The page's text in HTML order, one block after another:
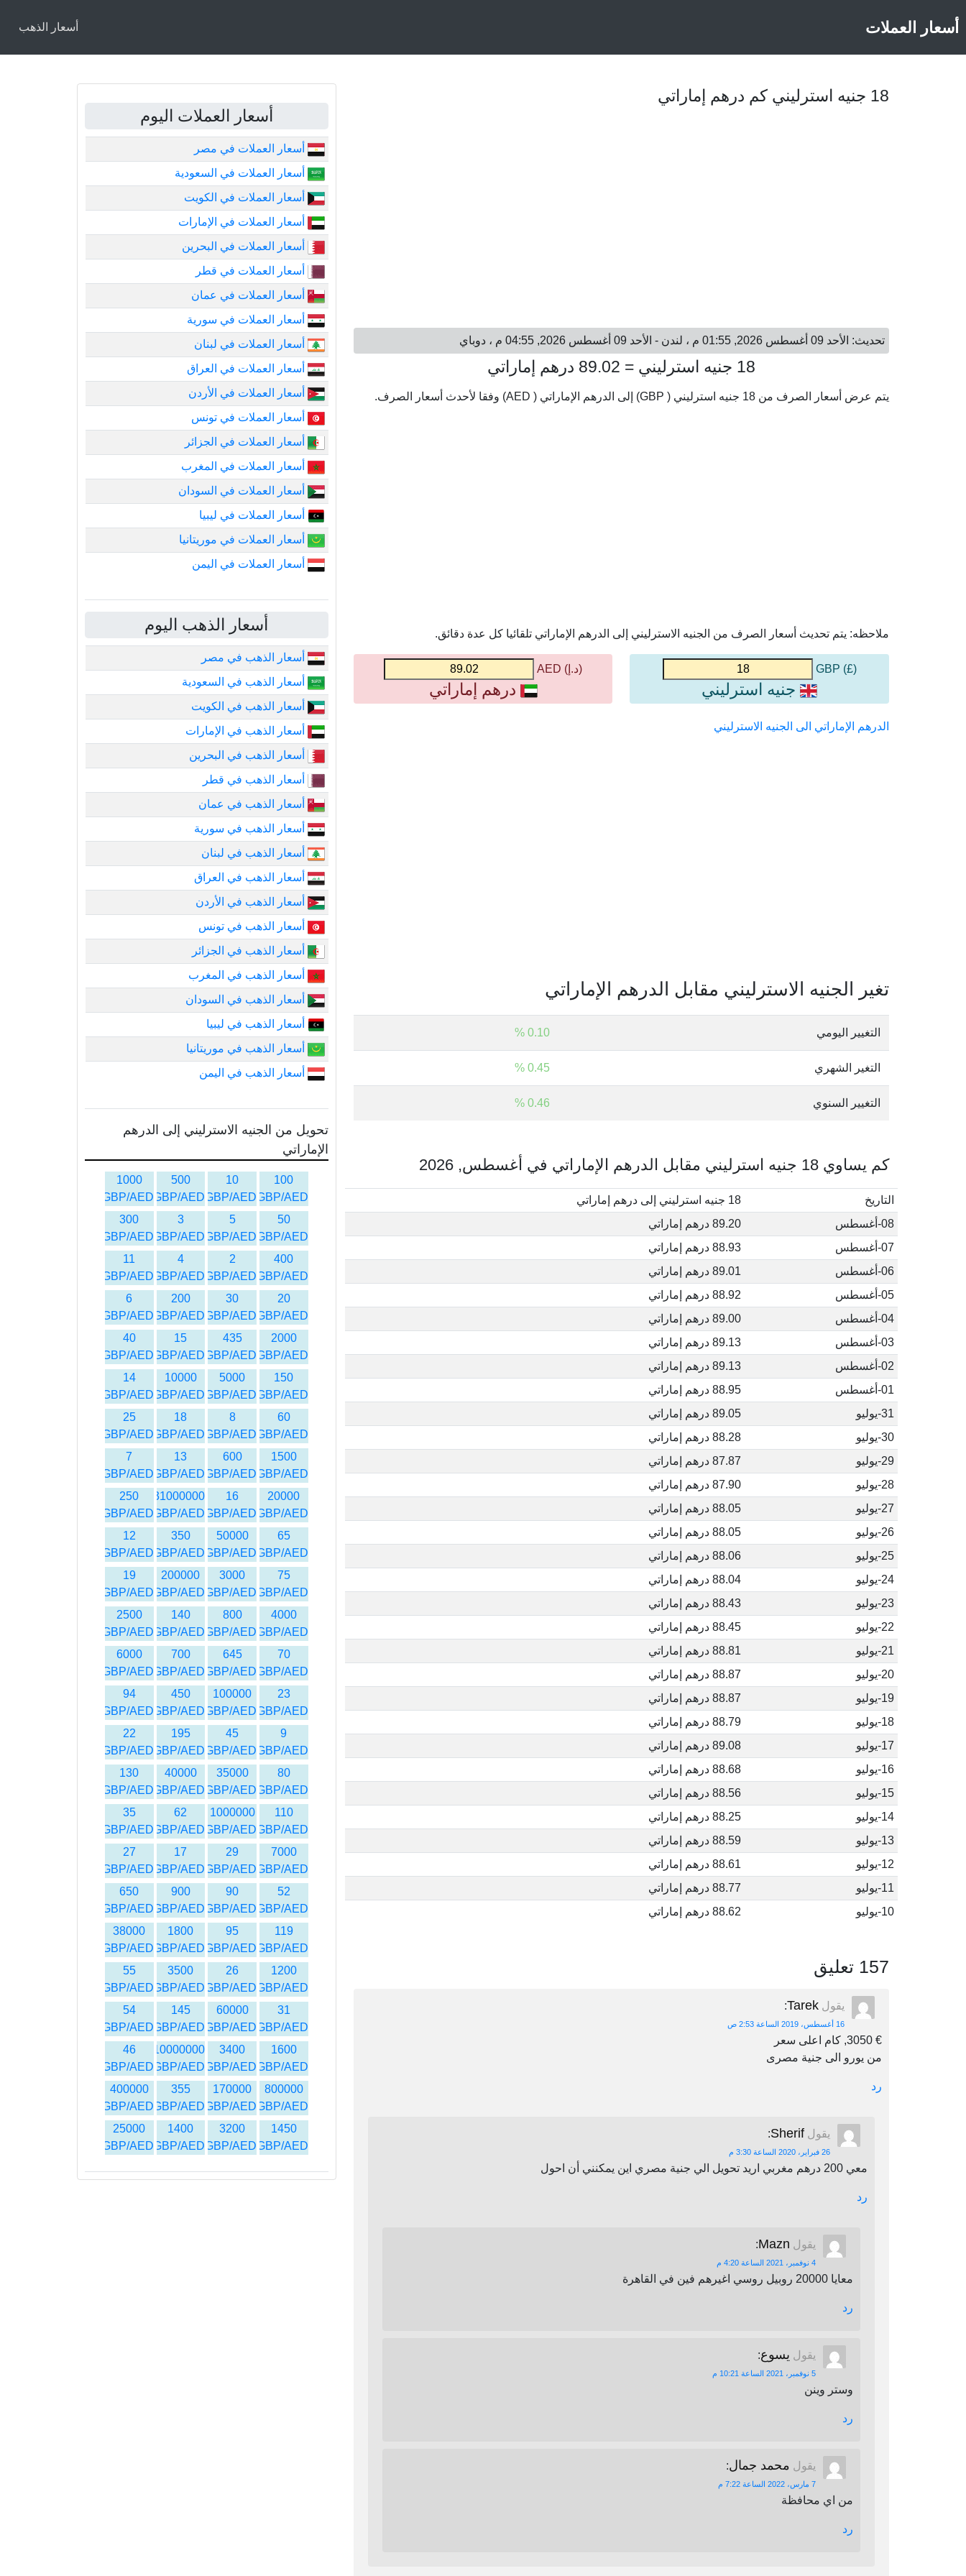
أسعار العملات أسعار الذهب
18 جنيه استرليني كم درهم إماراتي
تحديث: الأحد 09 أغسطس 2026, 01:55 م ، لندن - الأحد 09 أغسطس 2026, 04:55 م ، دوباي
18 جنيه استرليني = 89.02 درهم إماراتي
يتم عرض أسعار الصرف من 18 جنيه استرليني ( GBP) إلى الدرهم الإماراتي ( AED) وفقا لأحدث أسعار الصرف.
ملاحظه: يتم تحديث أسعار الصرف من الجنيه الاسترليني إلى الدرهم الإماراتي تلقائيا كل عدة دقائق.
(£) GBP
جنيه استرليني
(د.إ) AED
درهم إماراتي
الدرهم الإماراتي الى الجنيه الاسترليني
تغير الجنيه الاسترليني مقابل الدرهم الإماراتي
التغيير اليومي 0.10 %
التغير الشهري 0.45 %
التغيير السنوي 0.46 %
كم يساوي 18 جنيه استرليني مقابل الدرهم الإماراتي في أغسطس, 2026
التاريخ
18 جنيه استرليني إلى درهم إماراتي
08-أغسطس
89.20 درهم إماراتي
07-أغسطس
88.93 درهم إماراتي
06-أغسطس
89.01 درهم إماراتي
05-أغسطس
88.92 درهم إماراتي
04-أغسطس
89.00 درهم إماراتي
03-أغسطس
89.13 درهم إماراتي
02-أغسطس
89.13 درهم إماراتي
01-أغسطس
88.95 درهم إماراتي
31-يوليو
89.05 درهم إماراتي
30-يوليو
88.28 درهم إماراتي
29-يوليو
87.87 درهم إماراتي
28-يوليو
87.90 درهم إماراتي
27-يوليو
88.05 درهم إماراتي
26-يوليو
88.05 درهم إماراتي
25-يوليو
88.06 درهم إماراتي
24-يوليو
88.04 درهم إماراتي
23-يوليو
88.43 درهم إماراتي
22-يوليو
88.45 درهم إماراتي
21-يوليو
88.81 درهم إماراتي
20-يوليو
88.87 درهم إماراتي
19-يوليو
88.87 درهم إماراتي
18-يوليو
88.79 درهم إماراتي
17-يوليو
89.08 درهم إماراتي
16-يوليو
88.68 درهم إماراتي
15-يوليو
88.56 درهم إماراتي
14-يوليو
88.25 درهم إماراتي
13-يوليو
88.59 درهم إماراتي
12-يوليو
88.61 درهم إماراتي
11-يوليو
88.77 درهم إماراتي
10-يوليو
88.62 درهم إماراتي
157 تعليق
يقول Tarek
:
16 أغسطس، 2019 الساعة 2:53 ص
€ 3050, كام اعلى سعر
من يورو الى جنية مصرى
رد
يقول Sherif
:
26 فبراير، 2020 الساعة 3:30 م
معي 200 درهم مغربي اريد تحويل الي جنية مصري اين يمكنني أن احول
رد
يقول Mazn
:
4 نوفمبر، 2021 الساعة 4:20 م
معايا 20000 روبيل روسي اغيرهم فين في القاهرة
رد
يقول يسوع:
5 نوفمبر، 2021 الساعة 10:21 م
وستر وينن
رد
يقول محمد جمال:
7 مارس، 2022 الساعة 7:22 م
من اي محافظة
رد
أسعار العملات اليوم
أسعار العملات في مصر
أسعار العملات في السعودية
أسعار العملات في الكويت
أسعار العملات في الإمارات
أسعار العملات في البحرين
أسعار العملات في قطر
أسعار العملات في عمان
أسعار العملات في سورية
أسعار العملات في لبنان
أسعار العملات في العراق
أسعار العملات في الأردن
أسعار العملات في تونس
أسعار العملات في الجزائر
أسعار العملات في المغرب
أسعار العملات في السودان
أسعار العملات في ليبيا
أسعار العملات في موريتانيا
أسعار العملات في اليمن
أسعار الذهب اليوم
أسعار الذهب في مصر
أسعار الذهب في السعودية
أسعار الذهب في الكويت
أسعار الذهب في الإمارات
أسعار الذهب في البحرين
أسعار الذهب في قطر
أسعار الذهب في عمان
أسعار الذهب في سورية
أسعار الذهب في لبنان
أسعار الذهب في العراق
أسعار الذهب في الأردن
أسعار الذهب في تونس
أسعار الذهب في الجزائر
أسعار الذهب في المغرب
أسعار الذهب في السودان
أسعار الذهب في ليبيا
أسعار الذهب في موريتانيا
أسعار الذهب في اليمن
تحويل من الجنيه الاسترليني إلى الدرهم
الإماراتي
100
GBP/AED
10
GBP/AED
500
GBP/AED
1000
GBP/AED
50
GBP/AED
5
GBP/AED
3
GBP/AED
300
GBP/AED
400
GBP/AED
2
GBP/AED
4
GBP/AED
11
GBP/AED
20
GBP/AED
30
GBP/AED
200
GBP/AED
6
GBP/AED
2000
GBP/AED
435
GBP/AED
15
GBP/AED
40
GBP/AED
150
GBP/AED
5000
GBP/AED
10000
GBP/AED
14
GBP/AED
60
GBP/AED
8
GBP/AED
18
GBP/AED
25
GBP/AED
1500
GBP/AED
600
GBP/AED
13
GBP/AED
7
GBP/AED
20000
GBP/AED
16
GBP/AED
31000000
GBP/AED
250
GBP/AED
65
GBP/AED
50000
GBP/AED
350
GBP/AED
12
GBP/AED
75
GBP/AED
3000
GBP/AED
200000
GBP/AED
19
GBP/AED
4000
GBP/AED
800
GBP/AED
140
GBP/AED
2500
GBP/AED
70
GBP/AED
645
GBP/AED
700
GBP/AED
6000
GBP/AED
23
GBP/AED
100000
GBP/AED
450
GBP/AED
94
GBP/AED
9
GBP/AED
45
GBP/AED
195
GBP/AED
22
GBP/AED
80
GBP/AED
35000
GBP/AED
40000
GBP/AED
130
GBP/AED
110
GBP/AED
1000000
GBP/AED
62
GBP/AED
35
GBP/AED
7000
GBP/AED
29
GBP/AED
17
GBP/AED
27
GBP/AED
52
GBP/AED
90
GBP/AED
900
GBP/AED
650
GBP/AED
119
GBP/AED
95
GBP/AED
1800
GBP/AED
38000
GBP/AED
1200
GBP/AED
26
GBP/AED
3500
GBP/AED
55
GBP/AED
31
GBP/AED
60000
GBP/AED
145
GBP/AED
54
GBP/AED
1600
GBP/AED
3400
GBP/AED
10000000
GBP/AED
46
GBP/AED
800000
GBP/AED
170000
GBP/AED
355
GBP/AED
400000
GBP/AED
1450
GBP/AED
3200
GBP/AED
1400
GBP/AED
25000
GBP/AED